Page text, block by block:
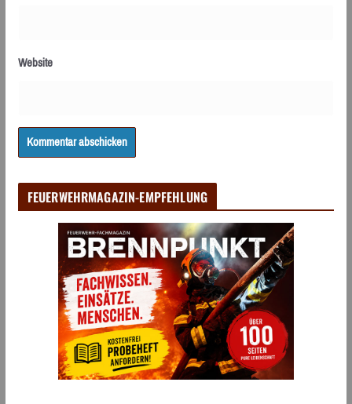
Website
FEUERWEHRMAGAZIN-EMPFEHLUNG